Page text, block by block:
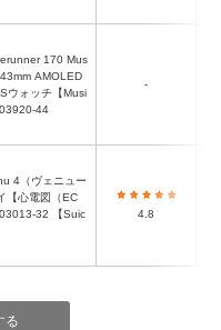
AMOLED
ウォッチ【Musi
44
-
【心電図（EC
32 【Suic
4.8
る